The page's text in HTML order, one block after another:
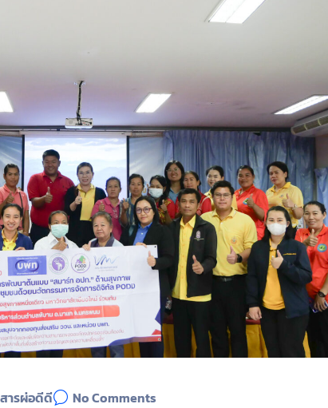
ารผ่อดีดี No Comments